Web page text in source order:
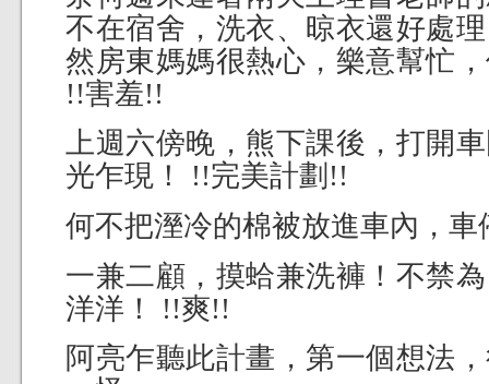
不在宿舍，洗衣、晾衣還好處
然房東媽媽很熱心，樂意幫忙
!!害羞!!
上週六傍晚，熊下課後，打開
光乍現！ !!完美計劃!!
何不把溼冷的棉被放進車內，
一兼二顧，摸蛤兼洗褲！不禁
洋洋！ !!爽!!
阿亮乍聽此計畫，第一個想法